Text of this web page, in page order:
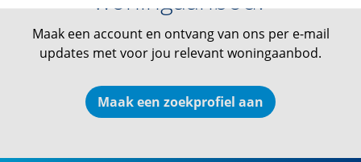
Maak een account en ontvang van ons per e-mail
updates met voor jou relevant woningaanbod.
Maak een zoekprofiel aan